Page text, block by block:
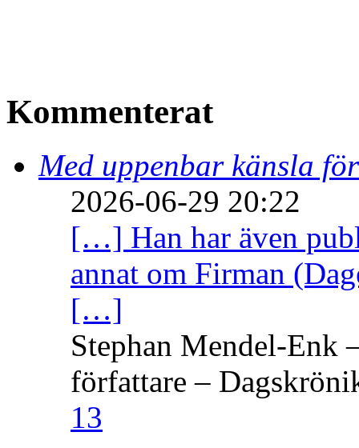
Kommenterat
Med uppenbar känsla
2026-06-29 20:22
[…] Han har även
annat om Firman
[…]
Stephan Mendel-Enk
författare –
13